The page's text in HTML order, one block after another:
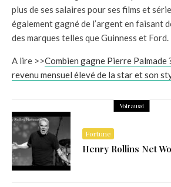
plus de ses salaires pour ses films et
également gagné de l’argent en faisant
des marques telles que Guinness et Ford.
A lire >>Combien gagne Pierre Palmade
revenu mensuel élevé de la star et son
Voir aussi
Fortune
Henry Rollins Net